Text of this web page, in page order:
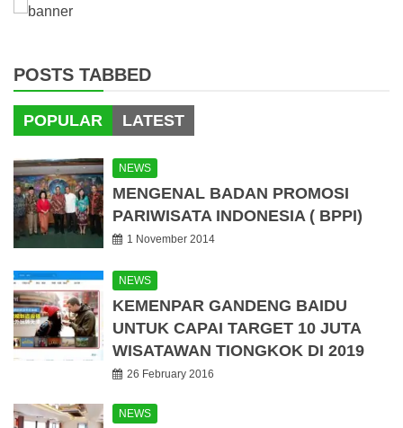
POSTS TABBED
POPULAR LATEST
NEWS
MENGENAL BADAN PROMOSI
PARIWISATA INDONESIA ( BPPI)
1 November 2014
NEWS
KEMENPAR GANDENG BAIDU
UNTUK CAPAI TARGET 10 JUTA
WISATAWAN TIONGKOK DI 2019
26 February 2016
NEWS